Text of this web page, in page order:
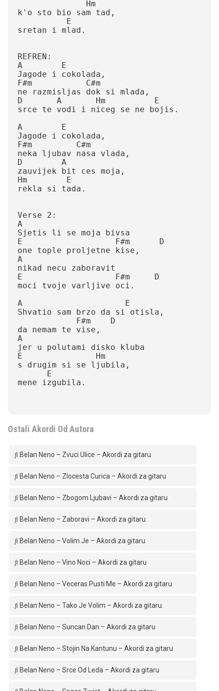
k'o sto bio sam tad,
sretan i mlad.
REFREN:
A        E
Jagode i cokolada,
F#m           C#m
ne razmisljas dok si mlada,
D       A       Hm          E
srce te vodi i niceg se ne bojis.
A        E
Jagode i cokolada,
F#m         C#m
neka ljubav nasa vlada,
D        A
zauvijek bit ces moja,
Hm        E
rekla si tada.
Verse 2:
A
Sjetis li se moja bivsa
E                   F#m      D
one tople proljetne kise,
A
nikad necu zaboravit
E                   F#m     D
moci tvoje varljive oci.
A                     E
Shvatio sam brzo da si otisla,
da nemam te vise,
A
jer u polutami disko kluba
E               Hm
s drugim si se ljubila,
mene izgubila.
Ostali Akordi Od Autora
Belan Neno – Zvuci Ulice – Akordi za gitaru
Belan Neno – Zlocesta Curica – Akordi za gitaru
Belan Neno – Zbogom Ljubavi – Akordi za gitaru
Belan Neno – Zaboravi – Akordi za gitaru
Belan Neno – Volim Je – Akordi za gitaru
Belan Neno – Vino Noci – Akordi za gitaru
Belan Neno – Veceras Pusti Me – Akordi za gitaru
Belan Neno – Tako Je Volim – Akordi za gitaru
Belan Neno – Suncan Dan – Akordi za gitaru
Belan Neno – Stojin Na Kantunu – Akordi za gitaru
Belan Neno – Srce Od Leda – Akordi za gitaru